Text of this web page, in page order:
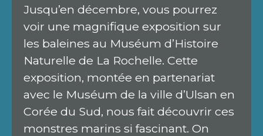
Jusqu’en décembre, vous pourrez
voir une magnifique exposition sur
les baleines au Muséum d’Histoire
Naturelle de La Rochelle. Cette
exposition, montée en partenariat
avec le Muséum de la ville d’Ulsan en
Corée du Sud, nous fait découvrir ces
monstres marins si fascinant. On